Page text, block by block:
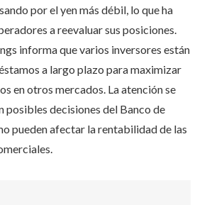
por el yen más débil, lo que ha
a reevaluar sus posiciones.
informa que varios inversores están
a largo plazo para maximizar
en otros mercados. La atención se
posibles decisiones del Banco de
pueden afectar la rentabilidad de las